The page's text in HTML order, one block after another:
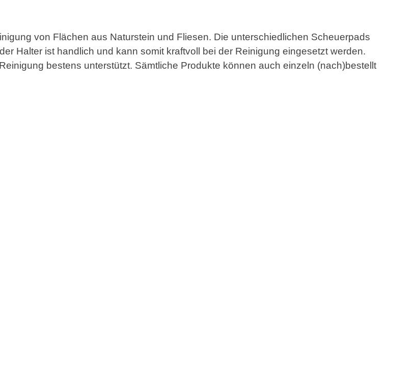
von Flächen aus Naturstein und Fliesen. Die unterschiedlichen Scheuerpads
Halter ist handlich und kann somit kraftvoll bei der Reinigung eingesetzt werden.
bestens unterstützt. Sämtliche Produkte können auch einzeln (nach)bestellt